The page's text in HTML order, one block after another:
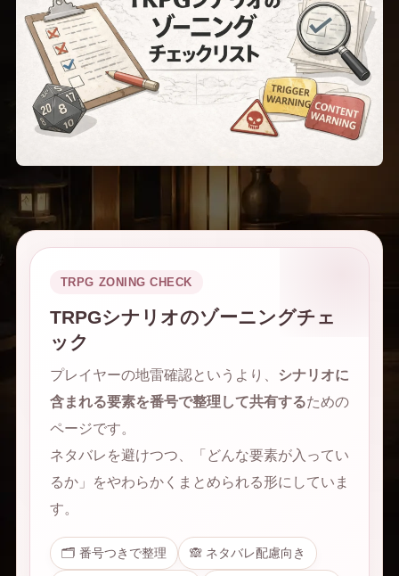
TRPG ZONING CHECK
TRPGシナリオのゾーニングチェ
ック
プレイヤーの地雷確認というより、
シナリオに
含まれる要素を番号で整理して共有するための
ページです。
ネタバレを避けつつ、「どんな要素が入ってい
るか」をやわらかくまとめられる形にしていま
す。
🗂 番号つきで整理 🙈 ネタバレ配慮向き